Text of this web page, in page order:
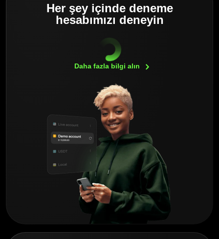
Her şey içinde deneme
hesabımızı deneyin
Daha fazla bilgi alın